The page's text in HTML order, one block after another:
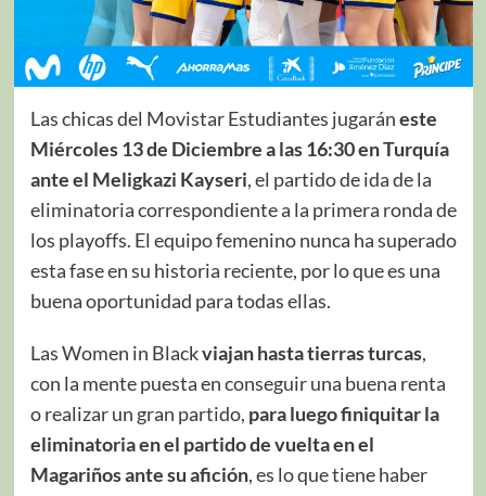
Las chicas del Movistar Estudiantes jugaráneste
Miércoles 13 de Diciembre a las 16:30 en Turquía
ante el Meligkazi Kayseri, el partido de ida de la
eliminatoria correspondiente a la primera ronda de
los playoffs. El equipo femenino nunca ha superado
esta fase en su historia reciente, por lo que es una
buena oportunidad para todas ellas.
Las Women in Blackviajan hasta tierras turcas,
con la mente puesta en conseguir una buena renta
o realizar un gran partido, para luego finiquitar la
eliminatoria en el partido de vuelta en el
Magariños ante su afición, es lo que tiene haber